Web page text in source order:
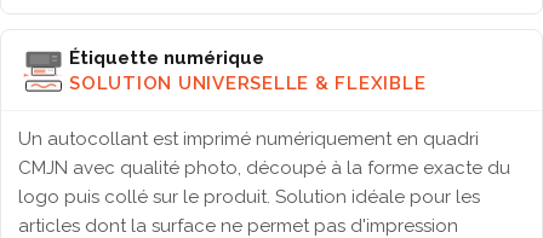
Étiquette numérique
SOLUTION UNIVERSELLE & FLEXIBLE
Un autocollant est imprimé numériquement en quadri
CMJN avec qualité photo, découpé à la forme exacte du
logo puis collé sur le produit. Solution idéale pour les
articles dont la surface ne permet pas d'impression